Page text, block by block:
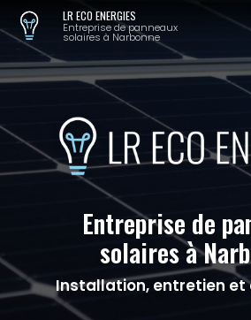
Aller
au
contenu
principal
LR ECO ENERGIES
Entreprise de panneaux
solaires à Narbonne
Entreprise de
solaires à
Installation, entretien et